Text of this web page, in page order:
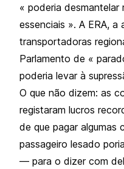
« poderia desmantelar
essenciais ». A ERA, a
transportadoras
Parlamento de «
poderia levar à
O que não dizem: as
registaram lucros
de que pagar algumas
passageiro lesado
— para o dizer com